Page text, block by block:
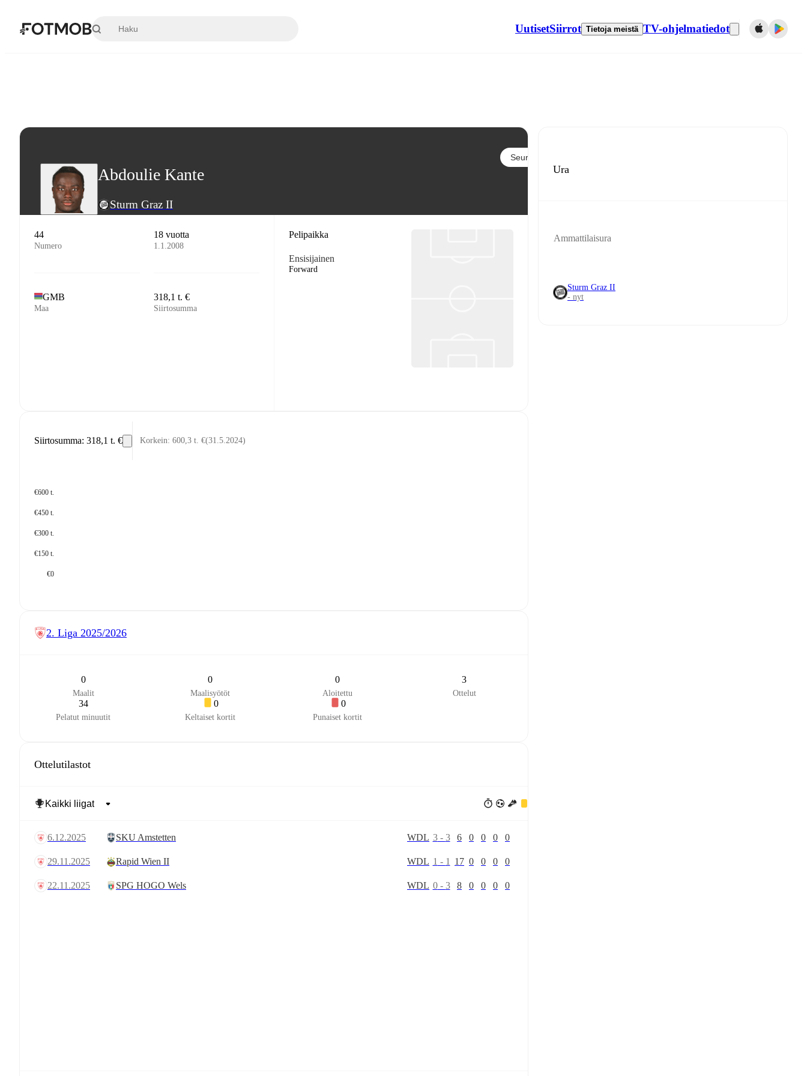
UutisetSiirrot Tietoja meistä TV-ohjelmatiedot
Abdoulie Kante
Sturm Graz II
Seuraa
44
Numero
18 vuotta
1.1.2008
GMB
Maa
318,1 t. €
Siirtosumma
Pelipaikka
Ensisijainen
Forward
Siirtosumma: 318,1 t. € Korkein: 600,3 t. €(31.5.2024)
€600 t.
€450 t.
€300 t.
€150 t.
€0
2. Liga 2025/2026
0
Maalit
0
Maalisyötöt
0
Aloitettu
3
Ottelut
34
Pelatut minuutit
0
Keltaiset kortit
0
Punaiset kortit
Ottelutilastot
6.12.2025 SKU Amstetten WDL 3- 3 6 0 0 0 0
29.11.2025 Rapid Wien II WDL 1 - 1 17 0 0 0 0
22.11.2025 SPG HOGO Wels WDL 0- 3 8 0 0 0 0
Ura
Ammattilaisura
Sturm Graz II
- nyt